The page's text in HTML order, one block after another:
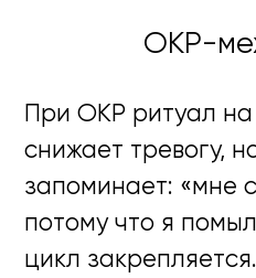
ОКР-
При ОКР ритуал
снижает тревогу,
запоминает: «мне
потому что я
цикл закрепляется.